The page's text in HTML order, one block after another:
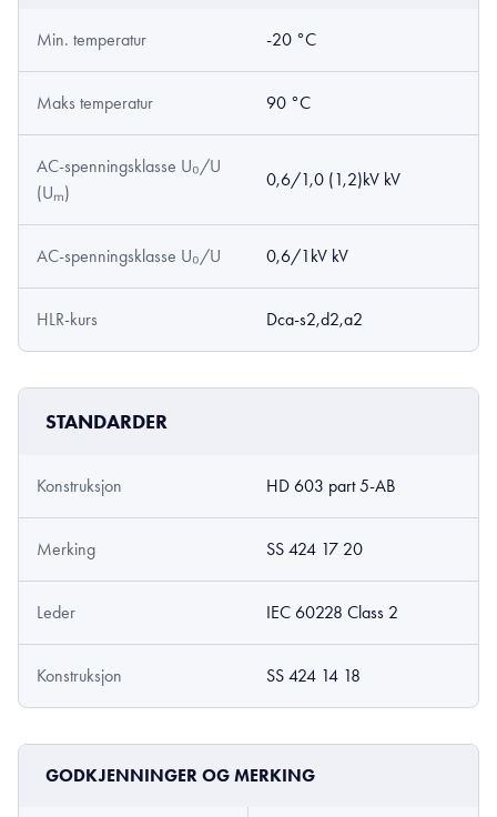
Min. temperatur -20 °C
Maks temperatur 90 °C
AC-spenningsklasse U₀/U
(Uₘ)
0,6/1,0 (1,2)kV kV
AC-spenningsklasse U₀/U 0,6/1kV kV
HLR-kurs Dca-s2,d2,a2
STANDARDER
Konstruksjon HD 603 part 5-AB
Merking SS 424 17 20
Leder IEC 60228 Class 2
Konstruksjon SS 424 14 18
GODKJENNINGER OG MERKING